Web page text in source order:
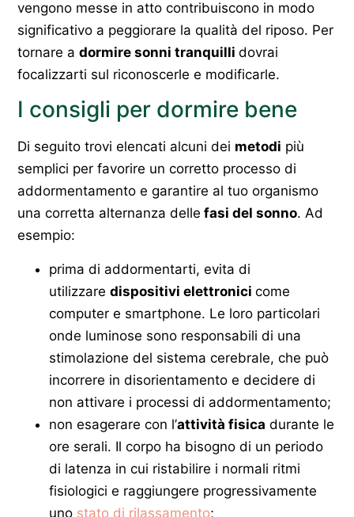
vengono messe in atto contribuiscono in modo
significativo a peggiorare la qualità del riposo. Per
tornare a dormire sonni tranquilli dovrai
focalizzarti sul riconoscerle e modificarle.
I consigli per dormire bene
Di seguito trovi elencati alcuni dei metodi più
semplici per favorire un corretto processo di
addormentamento e garantire al tuo organismo
una corretta alternanza delle fasi del sonno. Ad
esempio:
prima di addormentarti, evita di
utilizzare dispositivi elettronici come
computer e smartphone. Le loro particolari
onde luminose sono responsabili di una
stimolazione del sistema cerebrale, che può
incorrere in disorientamento e decidere di
non attivare i processi di addormentamento;
non esagerare con l’attività fisica durante le
ore serali. Il corpo ha bisogno di un periodo
di latenza in cui ristabilire i normali ritmi
fisiologici e raggiungere progressivamente
uno stato di rilassamento;